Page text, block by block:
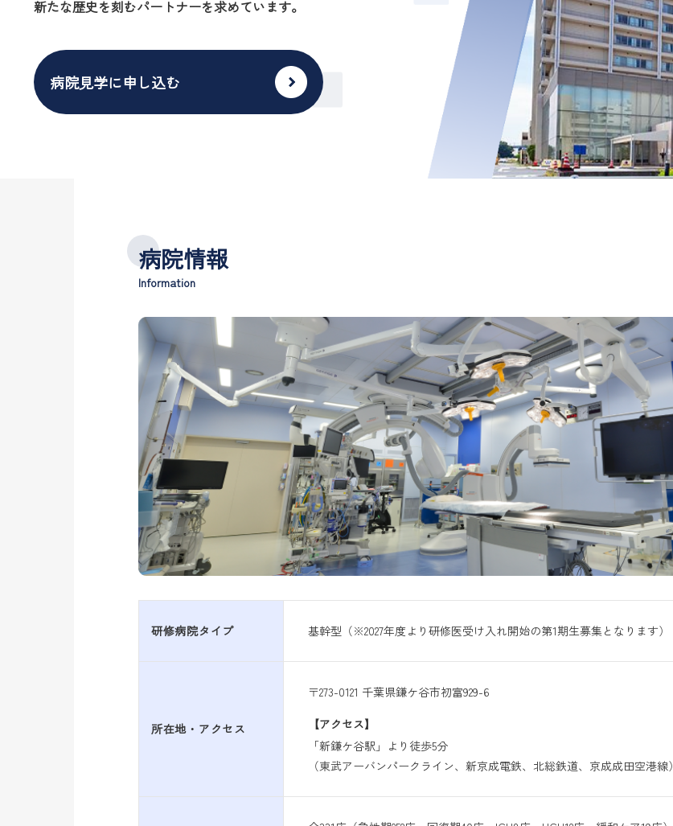
新たな歴史を刻むパートナーを求めています。
病院見学に申し込む
病院情報
Information
研修病院タイプ 基幹型（※2027年度より研修医受け入れ開始の第1期生募集となります）
所在地・アクセス
〒273-0121 千葉県鎌ケ谷市初富929-6
【アクセス】
「新鎌ケ谷駅」より徒歩5分
（東武アーバンパークライン、新京成電鉄、北総鉄道、京成成田空港線）